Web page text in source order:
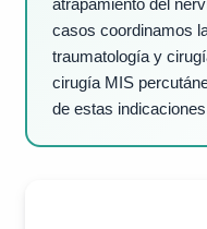
atrapamiento del
casos coordinamos
traumatología y
cirugía MIS
de estas